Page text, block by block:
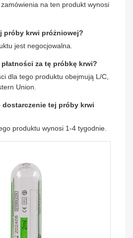
na ten produkt wynosi
próby krwi próżniowej?
jest negocjowalna.
za tę próbkę krwi?
dla tego produktu obejmują L/C,
Union.
dostarczenie tej próby krwi
produktu wynosi 1-4 tygodnie.